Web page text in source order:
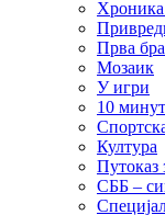
Хроника
Прва
Мозаик
У игри
10
Култура
Путоказ
СББ –